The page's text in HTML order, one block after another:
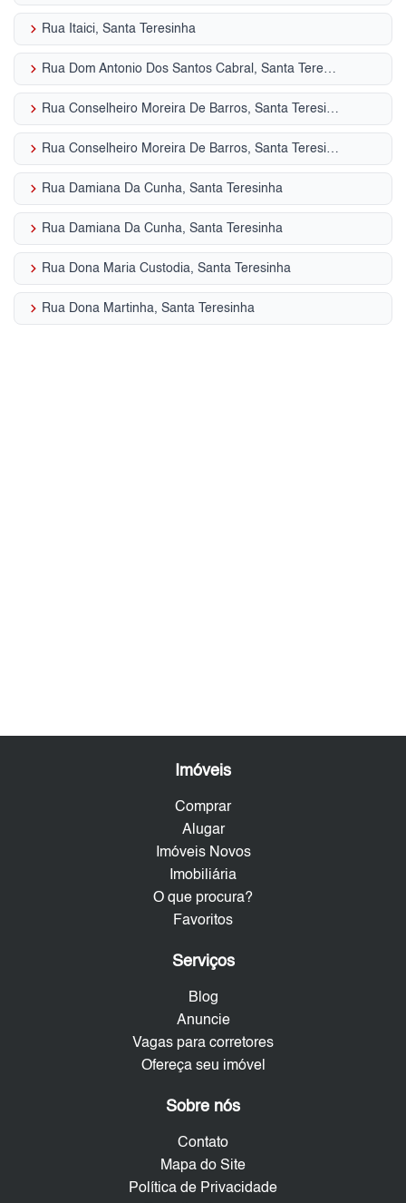
keyboard_arrow_right Rua Itaici, Santa Teresinha
keyboard_arrow_right Rua Dom Antonio Dos Santos Cabral, Santa Teresinha
keyboard_arrow_right Rua Conselheiro Moreira De Barros, Santa Teresinha
keyboard_arrow_right Rua Conselheiro Moreira De Barros, Santa Teresinha
keyboard_arrow_right Rua Damiana Da Cunha, Santa Teresinha
keyboard_arrow_right Rua Damiana Da Cunha, Santa Teresinha
keyboard_arrow_right Rua Dona Maria Custodia, Santa Teresinha
keyboard_arrow_right Rua Dona Martinha, Santa Teresinha
Imóveis
Comprar
Alugar
Imóveis Novos
Imobiliária
O que procura?
Favoritos
Serviços
Blog
Anuncie
Vagas para corretores
Ofereça seu imóvel
Sobre nós
Contato
Mapa do Site
Política de Privacidade